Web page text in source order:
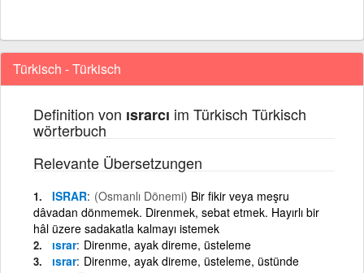
Türkisch - Türkisch
Definition von ısrarcı im Türkisch Türkisch
wörterbuch
Relevante Übersetzungen
ISRAR (Osmanlı Dönemi) Bir fikir veya meşru
dâvadan dönmemek. Direnmek, sebat etmek. Hayırlı bir
hâl üzere sadakatla kalmayı istemek
ısrar Direnme, ayak direme, üsteleme
ısrar Direnme, ayak direme, üsteleme, üstünde